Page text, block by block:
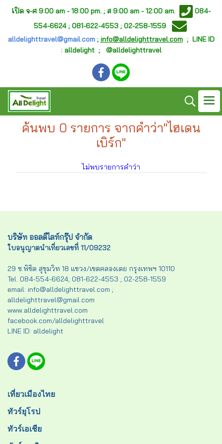
เปิด จ-ศ 9:00 am - 18:00 pm. ; ส 9:00 am - 12:00 am.
084-
554-6624 ; 081-622-4553 ; 02-258-1559
alldelighttravel@gmail.com; info@alldelighttravel.com; LINE ID
: alldelight ; @alldelighttravel
ค้นพบ 0 รายการ จากคำว่า"ไฮเดน
เบิร์ก"
ไม่พบรายการคำว่า
บริษัท ออลดีไลท์กรุ๊ป จำกัด
ใบอนุญาตนำเที่ยวเลขที่ 11/09232
29 ซ.พิชิต สุขุมวิท 18 แขวง/เขตคลองเตย กรุงเทพฯ 10110
Tel. 084-554-6624; 081-622-4553 ; 02-258-1559
email: info@alldelighttravel.com ;
alldelighttravel@gmail.com
www.alldelighttravel.com
facebook.com/alldelighttravel
LINE ID: alldelight
เที่ยวเมืองไทย
ทัวร์ยุโรป
ทัวร์เอเชีย